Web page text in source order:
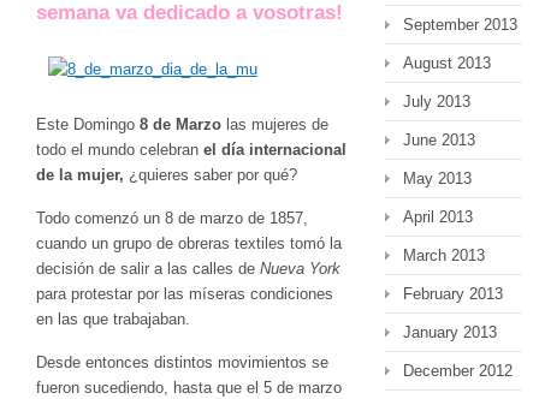
semana va dedicado a vosotras!
Este Domingo 8 de Marzo las mujeres de
todo el mundo celebran el día internacional
de la mujer, ¿quieres saber por qué?
Todo comenzó un 8 de marzo de 1857,
cuando un grupo de obreras textiles tomó la
decisión de salir a las calles de Nueva York
para protestar por las míseras condiciones
en las que trabajaban.
Desde entonces distintos movimientos se
fueron sucediendo, hasta que el 5 de marzo
September 2013
August 2013
July 2013
June 2013
May 2013
April 2013
March 2013
February 2013
January 2013
December 2012